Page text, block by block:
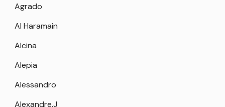
Agrado
Al Haramain
Alcina
Alepia
Alessandro
Alexandre.J